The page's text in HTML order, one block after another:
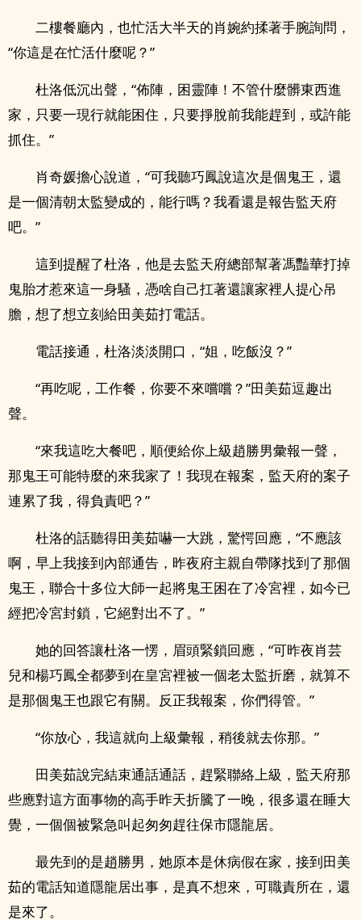
二樓餐廳內，也忙活大半天的肖婉約揉著手腕詢問，
“你這是在忙活什麼呢？”
杜洛低沉出聲，“佈陣，困靈陣！不管什麼髒東西進
家，只要一現行就能困住，只要掙脫前我能趕到，或許能
抓住。”
肖奇媛擔心說道，“可我聽巧鳳說這次是個鬼王，還
是一個清朝太監變成的，能行嗎？我看還是報告監天府
吧。”
這到提醒了杜洛，他是去監天府總部幫著馮豔華打掉
鬼胎才惹來這一身騷，憑啥自己扛著還讓家裡人提心吊
膽，想了想立刻給田美茹打電話。
電話接通，杜洛淡淡開口，“姐，吃飯沒？”
“再吃呢，工作餐，你要不來嚐嚐？”田美茹逗趣出
聲。
“來我這吃大餐吧，順便給你上級趙勝男彙報一聲，
那鬼王可能特麼的來我家了！我現在報案，監天府的案子
連累了我，得負責吧？”
杜洛的話聽得田美茹嚇一大跳，驚愕回應，“不應該
啊，早上我接到內部通告，昨夜府主親自帶隊找到了那個
鬼王，聯合十多位大師一起將鬼王困在了冷宮裡，如今已
經把冷宮封鎖，它絕對出不了。”
她的回答讓杜洛一愣，眉頭緊鎖回應，“可昨夜肖芸
兒和楊巧鳳全都夢到在皇宮裡被一個老太監折磨，就算不
是那個鬼王也跟它有關。反正我報案，你們得管。”
“你放心，我這就向上級彙報，稍後就去你那。”
田美茹說完結束通話通話，趕緊聯絡上級，監天府那
些應對這方面事物的高手昨天折騰了一晚，很多還在睡大
覺，一個個被緊急叫起匆匆趕往保市隱龍居。
最先到的是趙勝男，她原本是休病假在家，接到田美
茹的電話知道隱龍居出事，是真不想來，可職責所在，還
是來了。